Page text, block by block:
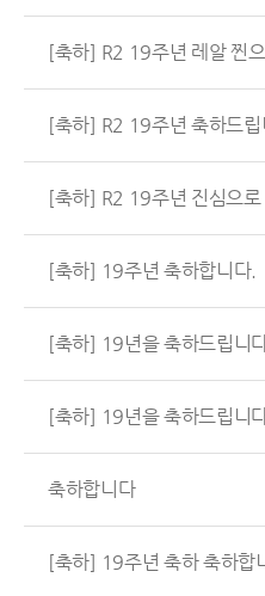
[축하] R2 19주년 레알 찐
[축하] R2 19주년 축하드립
[축하] R2 19주년 진심으
[축하] 19주년 축하합니다.
[축하] 19년을 축하드립니
[축하] 19년을 축하드립니
축하합니다
[축하] 19주년 축하 축하합